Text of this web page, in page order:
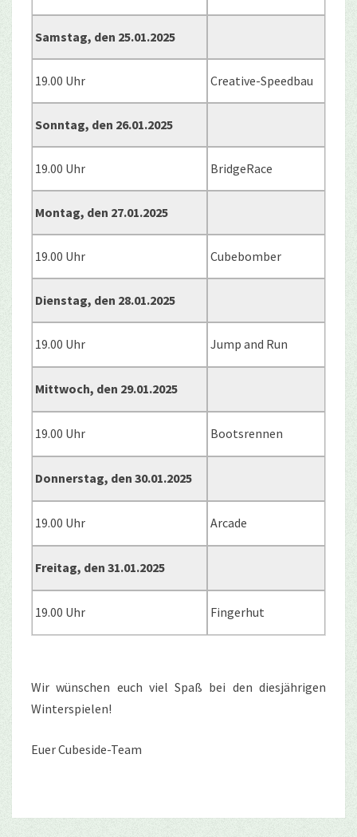
Samstag, den 25.01.2025
19.00 Uhr Creative-Speedbau
Sonntag, den 26.01.2025
19.00 Uhr BridgeRace
Montag, den 27.01.2025
19.00 Uhr Cubebomber
Dienstag, den 28.01.2025
19.00 Uhr Jump and Run
Mittwoch, den 29.01.2025
19.00 Uhr Bootsrennen
Donnerstag, den 30.01.2025
19.00 Uhr Arcade
Freitag, den 31.01.2025
19.00 Uhr Fingerhut
Wir wünschen euch viel Spaß bei den diesjährigen
Winterspielen!
Euer Cubeside-Team